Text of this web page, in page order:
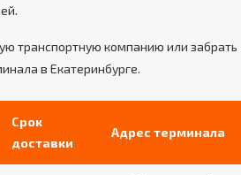
транспортную компанию или забрать
в Екатеринбурге.
Срок
доставки
Адрес терминала